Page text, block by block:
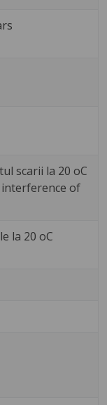
scarii la 20 oC
of
la 20 oC